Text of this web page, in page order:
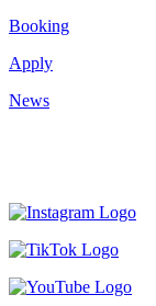
Booking
Apply
News